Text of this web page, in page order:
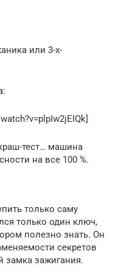
или 3-х-
тест… машина
на все 100 %.
только саму
только один ключ,
полезно знать. Он
секретов
замка зажигания.